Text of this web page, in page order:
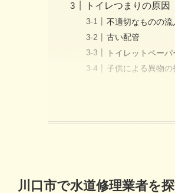
トイレつまりの原因
不適切なものの流
古い配管
トイレットペー
子供による異物の
川口市で水道修理業者を